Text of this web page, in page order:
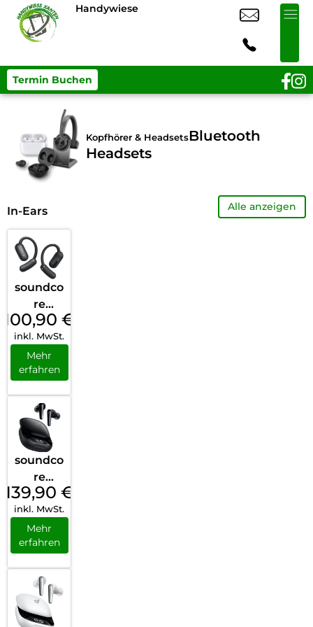
Handywiese
Termin Buchen
Kopfhörer & HeadsetsBluetooth
Headsets
In-Ears Alle anzeigen
soundco
re
AeroFit
2 Black
100,90 €
inkl. MwSt.
Mehr
erfahren
soundco
re
Liberty
4 Pro
Black
139,90 €
inkl. MwSt.
Mehr
erfahren